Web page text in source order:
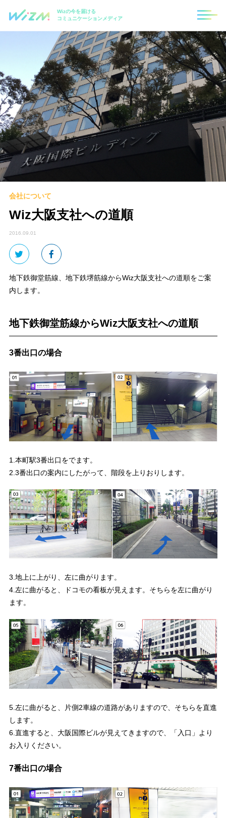
Wizの今を届ける
コミュニケーションメディア
会社について
Wiz大阪支社への道順
2016.09.01
地下鉄御堂筋線、地下鉄堺筋線からWiz大阪支社への道順をご案
内します。
地下鉄御堂筋線からWiz大阪支社への道順
3番出口の場合
1.本町駅3番出口をでます。
2.3番出口の案内にしたがって、階段を上りおりします。
3.地上に上がり、左に曲がります。
4.左に曲がると、ドコモの看板が見えます。そちらを左に曲がり
ます。
5.左に曲がると、片側2車線の道路がありますので、そちらを直進
します。
6.直進すると、大阪国際ビルが見えてきますので、「入口」より
お入りください。
7番出口の場合